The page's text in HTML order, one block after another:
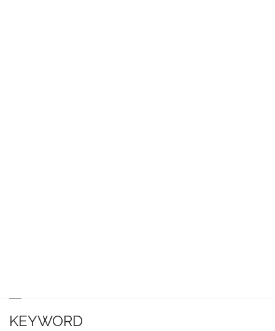
KEYWORD